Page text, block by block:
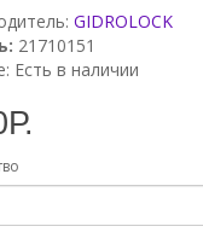
GIDROLOCK
21710151
Есть в наличии